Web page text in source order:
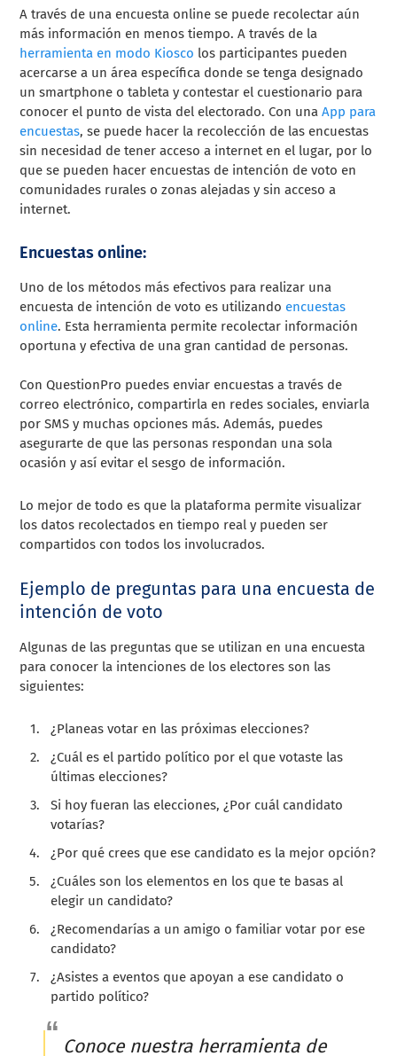
A través de una encuesta online se puede recolectar aún
más información en menos tiempo. A través de la
herramienta en modo Kiosco los participantes pueden
acercarse a un área específica donde se tenga designado
un smartphone o tableta y contestar el cuestionario para
conocer el punto de vista del electorado.Con unaApp para
encuestas, se puede hacer la recolección de las encuestas
sin necesidad de tener acceso a internet en el lugar, por lo
que se pueden hacer encuestas de intención de voto en
comunidades rurales o zonas alejadas y sin acceso a
internet.
Encuestas online:
Uno de los métodos más efectivos para realizar una
encuesta de intención de voto es utilizando encuestas
online. Esta herramienta permite recolectar información
oportuna y efectiva de una gran cantidad de personas.
Con QuestionPro puedes enviar encuestas a través de
correo electrónico, compartirla en redes sociales, enviarla
por SMS y muchas opciones más. Además, puedes
asegurarte de que las personas respondan una sola
ocasión y así evitar el sesgo de información.
Lo mejor de todo es que la plataforma permite visualizar
los datos recolectados en tiempo real y pueden ser
compartidos con todos los involucrados.
Ejemplo de preguntas para una encuesta de
intención de voto
Algunas de las preguntas que se utilizan en una encuesta
para conocer la intenciones de los electores son las
siguientes:
¿Planeas votar en las próximas elecciones?
¿Cuál es el partido político por el que votaste las
últimas elecciones?
Si hoy fueran las elecciones, ¿Por cuál candidato
votarías?
¿Por qué crees que ese candidato es la mejor opción?
¿Cuáles son los elementos en los que te basas al
elegir un candidato?
¿Recomendarías a un amigo o familiar votar por ese
candidato?
¿Asistes a eventos que apoyan a ese candidato o
partido político?
Conoce nuestra herramienta de